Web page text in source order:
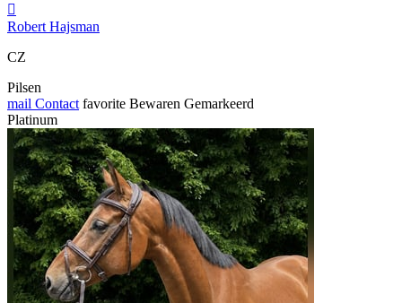

Robert Hajsman
CZ
Pilsen
mail Contact favorite Bewaren Gemarkeerd
Platinum